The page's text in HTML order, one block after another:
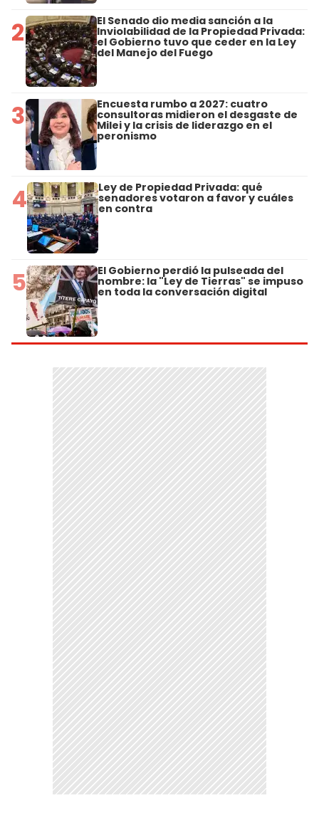
2 El Senado dio media sanción a la
Inviolabilidad de la Propiedad Privada:
el Gobierno tuvo que ceder en la Ley
del Manejo del Fuego
3 Encuesta rumbo a 2027: cuatro
consultoras midieron el desgaste de
Milei y la crisis de liderazgo en el
peronismo
4 Ley de Propiedad Privada: qué
senadores votaron a favor y cuáles
en contra
5 El Gobierno perdió la pulseada del
nombre: la "Ley de Tierras" se impuso
en toda la conversación digital